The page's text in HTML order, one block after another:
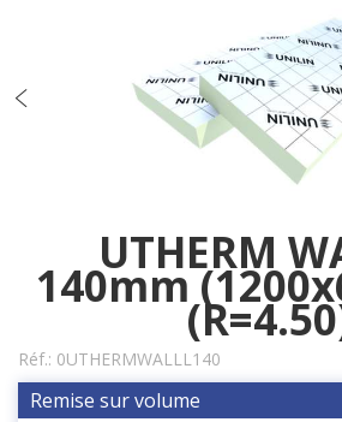
UTHERM
140mm
Réf.: 0UTHERMWALLL140
Remise sur volume